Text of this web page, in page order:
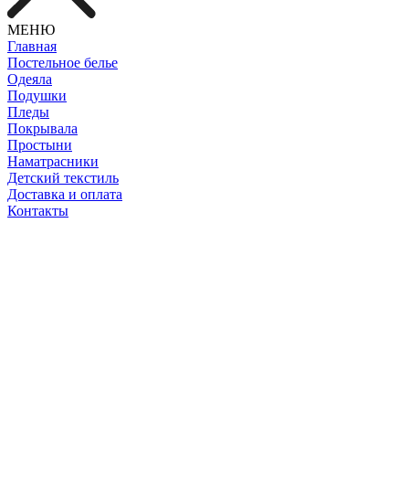
МЕНЮ
Главная
Постельное белье
Одеяла
Подушки
Пледы
Покрывала
Простыни
Наматрасники
Детский текстиль
Доставка и оплата
Контакты